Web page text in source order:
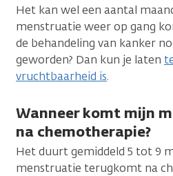
Het kan wel een aantal
menstruatie weer op gang
de behandeling van kanker
geworden? Dan kun je laten
vruchtbaarheid is.
Wanneer komt mijn
na chemotherapie?
Het duurt gemiddeld 5 tot 9
menstruatie terugkomt na